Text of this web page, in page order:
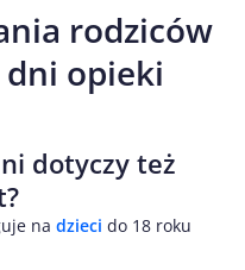
rodziców
opieki
dotyczy też
na dzieci do 18 roku